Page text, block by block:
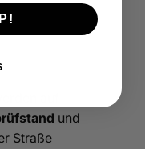
und
Straße